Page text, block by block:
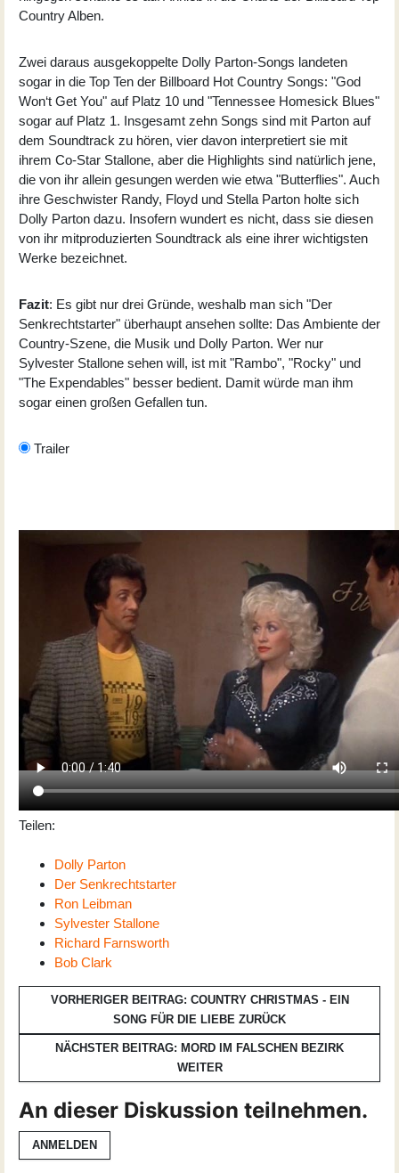
Country Alben.
Zwei daraus ausgekoppelte Dolly Parton-Songs landeten
sogar in die Top Ten der Billboard Hot Country Songs: "God
Won‘t Get You" auf Platz 10 und "Tennessee Homesick Blues"
sogar auf Platz 1. Insgesamt zehn Songs sind mit Parton auf
dem Soundtrack zu hören, vier davon interpretiert sie mit
ihrem Co-Star Stallone, aber die Highlights sind natürlich jene,
die von ihr allein gesungen werden wie etwa "Butterflies". Auch
ihre Geschwister Randy, Floyd und Stella Parton holte sich
Dolly Parton dazu. Insofern wundert es nicht, dass sie diesen
von ihr mitproduzierten Soundtrack als eine ihrer wichtigsten
Werke bezeichnet.
Fazit: Es gibt nur drei Gründe, weshalb man sich "Der
Senkrechtstarter" überhaupt ansehen sollte: Das Ambiente der
Country-Szene, die Musik und Dolly Parton. Wer nur
Sylvester Stallone sehen will, ist mit "Rambo", "Rocky" und
"The Expendables" besser bedient. Damit würde man ihm
sogar einen großen Gefallen tun.
Trailer
Teilen:
Dolly Parton
Der Senkrechtstarter
Ron Leibman
Sylvester Stallone
Richard Farnsworth
Bob Clark
VORHERIGER BEITRAG: COUNTRY CHRISTMAS - EIN
SONG FÜR DIE LIEBE ZURÜCK
NÄCHSTER BEITRAG: MORD IM FALSCHEN BEZIRK
WEITER
An dieser Diskussion teilnehmen.
ANMELDEN